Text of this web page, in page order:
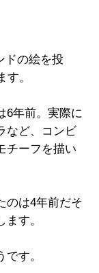
ドの絵を投
。
6年前。実際に
など、コンビ
チーフを描い
のは4年前だそ
す。
す。